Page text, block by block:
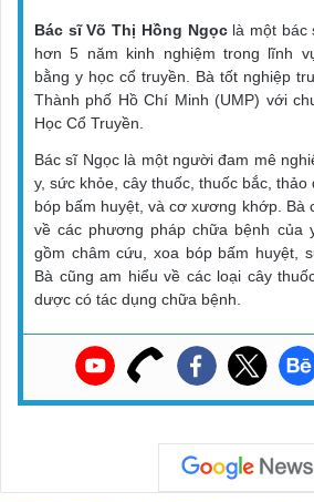
Bác sĩ Võ Thị Hồng Ngọclà một bác
hơn 5 năm kinh nghiệm trong lĩnh
bằng y học cổ truyền. Bà tốt nghiệp
Thành phố Hồ Chí Minh (UMP) với
Học Cổ Truyền.
Bác sĩ Ngọc là một người đam mê
y, sức khỏe, cây thuốc, thuốc bắc,
bóp bấm huyệt, và cơ xương khớp. Bà
về các phương pháp chữa bệnh của
gồm châm cứu, xoa bóp bấm huyệt,
Bà cũng am hiểu về các loại cây
dược có tác dụng chữa bệnh.